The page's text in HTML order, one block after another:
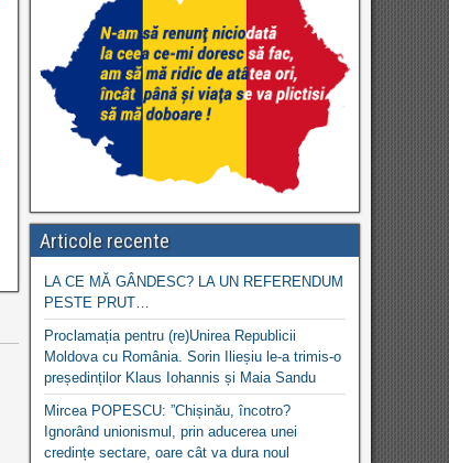
Articole recente
LA CE MĂ GÂNDESC? LA UN REFERENDUM
PESTE PRUT…
Proclamația pentru (re)Unirea Republicii
Moldova cu România. Sorin Ilieșiu le-a trimis-o
președinților Klaus Iohannis și Maia Sandu
Mircea POPESCU: ”Chișinău, încotro?
Ignorând unionismul, prin aducerea unei
credințe sectare, oare cât va dura noul